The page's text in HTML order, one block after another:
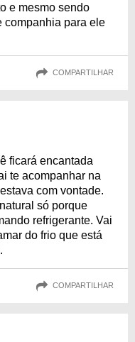
e mesmo sendo
companhia para ele
COMPARTILHAR
ficará encantada
te acompanhar na
com vontade.
só porque
refrigerante. Vai
do frio que está
COMPARTILHAR